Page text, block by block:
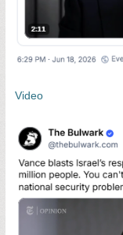
Video